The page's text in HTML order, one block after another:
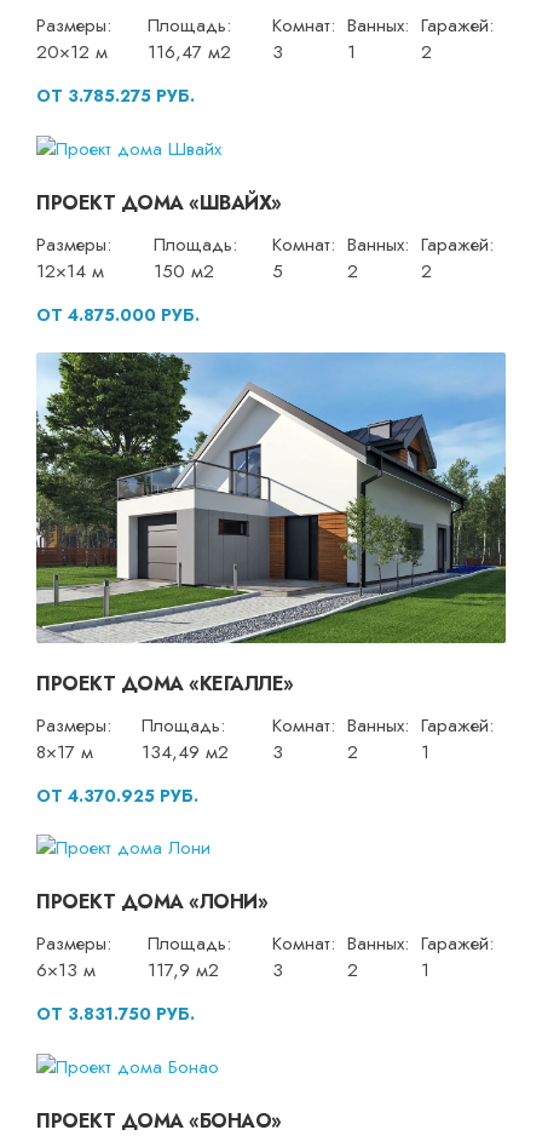
Размеры:
20×12 м
Площадь:
116,47 м2
Комнат:
3
Ванных:
1
Гаражей:
2
ОТ 3.785.275 РУБ.
ПРОЕКТ ДОМА «ШВАЙХ»
Размеры:
12×14 м
Площадь:
150 м2
Комнат:
5
Ванных:
2
Гаражей:
2
ОТ 4.875.000 РУБ.
ПРОЕКТ ДОМА «КЕГАЛЛЕ»
Размеры:
8×17 м
Площадь:
134,49 м2
Комнат:
3
Ванных:
2
Гаражей:
1
ОТ 4.370.925 РУБ.
ПРОЕКТ ДОМА «ЛОНИ»
Размеры:
6×13 м
Площадь:
117,9 м2
Комнат:
3
Ванных:
2
Гаражей:
1
ОТ 3.831.750 РУБ.
ПРОЕКТ ДОМА «БОНАО»